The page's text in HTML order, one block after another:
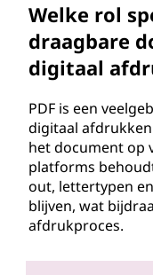
Welke rol
draagbare
digitaal
PDF is een
digitaal
het document op
platforms
out, lettertypen
blijven, wat
afdrukproces.